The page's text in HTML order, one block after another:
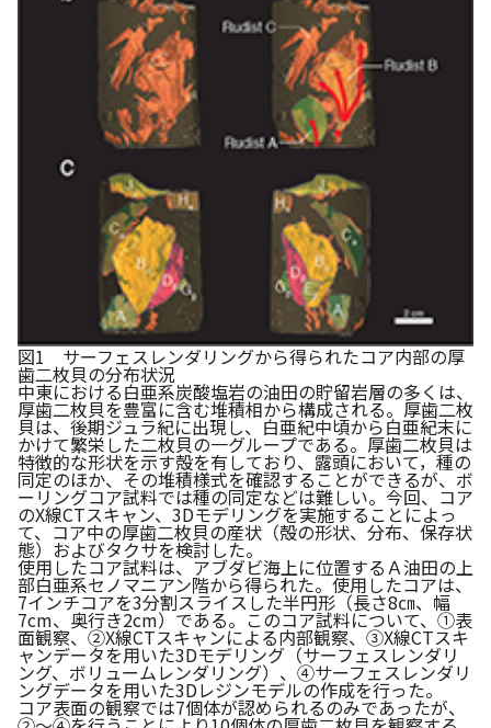
図1 サーフェスレンダリングから得られたコア内部の厚
歯二枚貝の分布状況
中東における白亜系炭酸塩岩の油田の貯留岩層の多くは、
厚歯二枚貝を豊富に含む堆積相から構成される。厚歯二枚
貝は、後期ジュラ紀に出現し、白亜紀中頃から白亜紀末に
かけて繁栄した二枚貝の一グループである。厚歯二枚貝は
特徴的な形状を示す殻を有しており、露頭において，種の
同定のほか、その堆積様式を確認することができるが、ボ
ーリングコア試料では種の同定などは難しい。今回、コア
のX線CTスキャン、3Dモデリングを実施することによっ
て、コア中の厚歯二枚貝の産状（殻の形状、分布、保存状
態）およびタクサを検討した。
使用したコア試料は、アブダビ海上に位置するＡ油田の上
部白亜系セノマニアン階から得られた。使用したコアは、
7インチコアを3分割スライスした半円形（長さ8㎝、幅
7cm、奥行き2cm）である。このコア試料について、①表
面観察、②X線CTスキャンによる内部観察、③X線CTスキ
ャンデータを用いた3Dモデリング（サーフェスレンダリ
ング、ボリュームレンダリング）、④サーフェスレンダリ
ングデータを用いた3Dレジンモデルの作成を行った。
コア表面の観察では7個体が認められるのみであったが、